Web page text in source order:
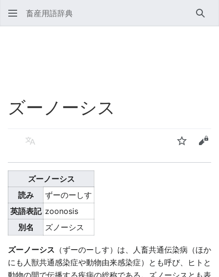
畜産用語辞典 検索
ズーノーシス
言語 ウォッチソ
ズーノーシス
読み
ずーのーしす
英語表記 zoonosis
別名
ズノーシス
ズーノーシス （ずーのーしす）は、人畜共通伝染病（ほか
にも人獣共通感染症や動物由来感染症）とも呼び、ヒトと
動物の間で伝播する疾病の総称である。ズノーシスとも表